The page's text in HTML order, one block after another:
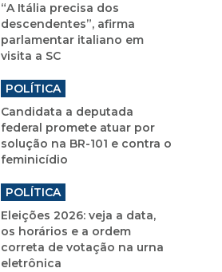
“A Itália precisa dos
descendentes”, afirma
parlamentar italiano em
visita a SC
POLÍTICA
Candidata a deputada
federal promete atuar por
solução na BR-101 e contra o
feminicídio
POLÍTICA
Eleições 2026: veja a data,
os horários e a ordem
correta de votação na urna
eletrônica